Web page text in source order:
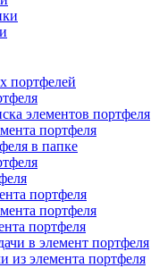
портфелей
элементов портфеля
портфеля
в папке
портфеля
портфеля
портфеля
в элемент портфеля
из элемента портфеля